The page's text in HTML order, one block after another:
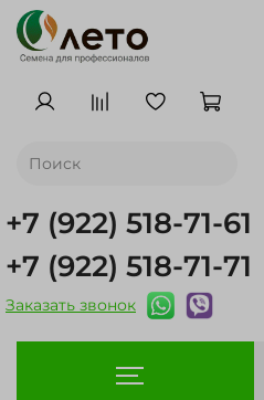
+7 (922) 518-71-61
+7 (922) 518-71-71
Заказать звонок